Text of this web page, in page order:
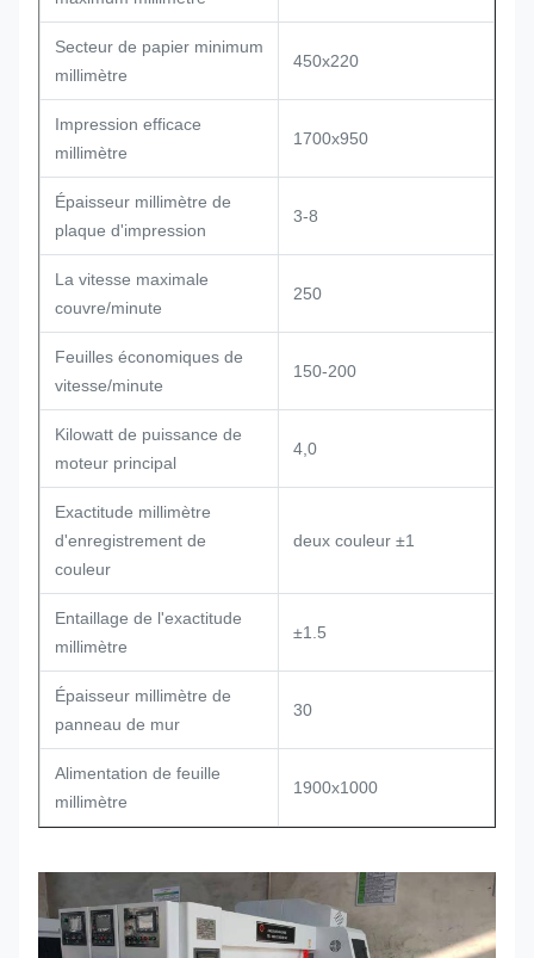
Secteur de papier minimum
millimètre
450x220
Impression efficace
millimètre
1700x950
Épaisseur millimètre de
plaque d'impression
3-8
La vitesse maximale
couvre/minute
250
Feuilles économiques de
vitesse/minute
150-200
Kilowatt de puissance de
moteur principal
4,0
Exactitude millimètre
d'enregistrement de
couleur
deux couleur ±1
Entaillage de l'exactitude
millimètre
±1.5
Épaisseur millimètre de
panneau de mur
30
Alimentation de feuille
millimètre
1900x1000